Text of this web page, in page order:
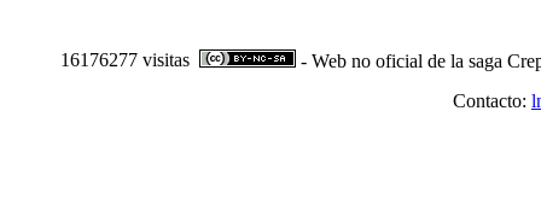
16176277 visitas
- Web no oficial de la saga
Contacto: